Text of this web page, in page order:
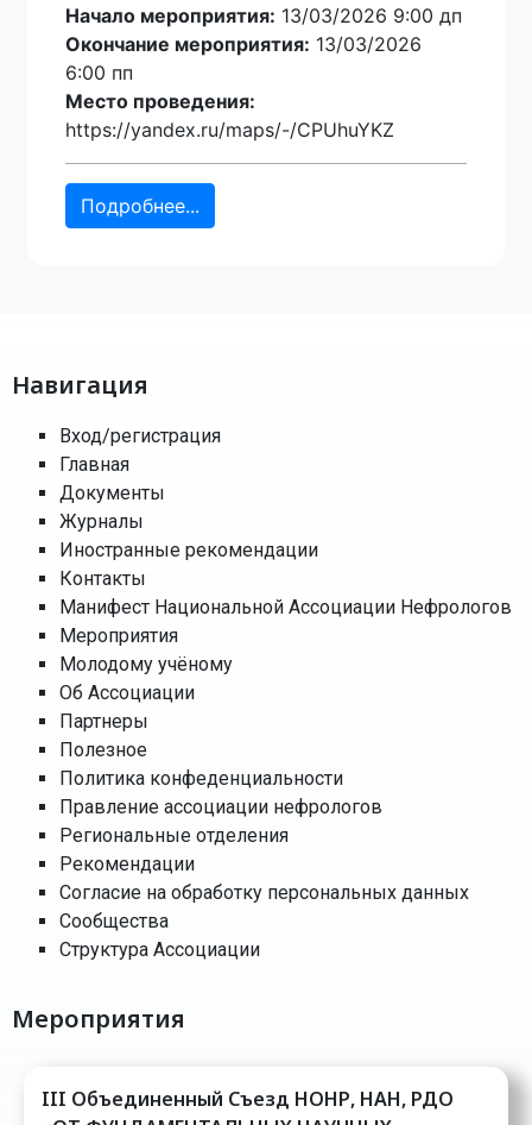
Начало мероприятия: 13/03/2026 9:00 дп
Окончание мероприятия: 13/03/2026
6:00 пп
Место проведения:
https://yandex.ru/maps/-/CPUhuYKZ
Подробнее...
Навигация
Вход/регистрация
Главная
Документы
Журналы
Иностранные рекомендации
Контакты
Манифест Национальной Ассоциации Нефрологов
Мероприятия
Молодому учёному
Об Ассоциации
Партнеры
Полезное
Политика конфеденциальности
Правление ассоциации нефрологов
Региональные отделения
Рекомендации
Согласие на обработку персональных данных
Сообщества
Структура Ассоциации
Мероприятия
III Oбъединенный Cъезд НОНР, НАН, РДО